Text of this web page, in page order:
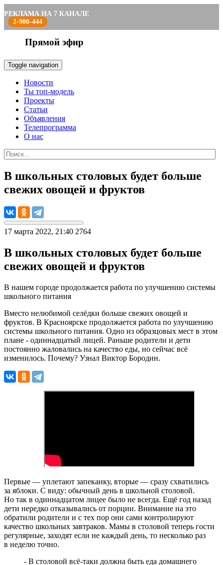
РЕКЛАМА НА 7 КАНАЛЕ
2-900-444
Прямой эфир
Toggle navigation
Новости
Ты топ-модель
Проекты
Статьи
Объявления
Телепрограмма
О нас
В школьных столовых будет больше
свежих овощей и фруктов
17 марта 2022, 21:40 2764
В школьных столовых будет больше
свежих овощей и фруктов
В нашем городе продолжается работа по улучшению системы
школьного питания
Вместо нелюбимой селёдки больше свежих овощей и
фруктов. В Красноярске продолжается работа по улучшению
системы школьного питания. Одно из образцовых мест в этом
плане - одиннадцатый лицей. Раньше родители и дети
постоянно жаловались на качество еды, но сейчас всё
изменилось. Почему? Узнал Виктор Бородин.
Первые — уплетают запеканку, вторые — сразу схватились
за яблоки. С виду: обычный день в школьной столовой.
Но так в одиннадцатом лицее было не всегда. Ещё год назад
дети нередко отказывались от порции. Внимание на это
обратили родители и с тех пор они сами контролируют
качество школьных завтраков. Мамы в столовой теперь гости
регулярные, заходят если не каждый день, то несколько раз
в неделю точно.
- В столовой всё-таки должна быть еда домашнего